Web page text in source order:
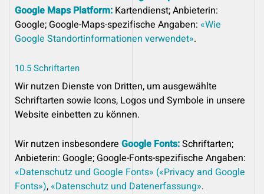
Google Maps Platform: Kartendienst; Anbieterin:
Google; Google-Maps-spezifische Angaben: «Wie
Google Standortinformationen verwendet».
10.5 Schriftarten
Wir nutzen Dienste von Dritten, um ausgewählte
Schriftarten sowie Icons, Logos und Symbole in unsere
Website einbetten zu können.
Wir nutzen insbesondere Google Fonts:Schriftarten;
Anbieterin: Google; Google-Fonts-spezifische Angaben:
«Datenschutz und Google Fonts» («Privacy and Google
Fonts»),«Datenschutz und Datenerfassung».